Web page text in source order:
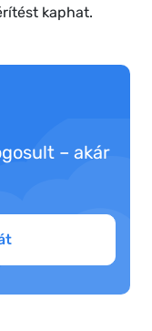
kaphat.
– akár